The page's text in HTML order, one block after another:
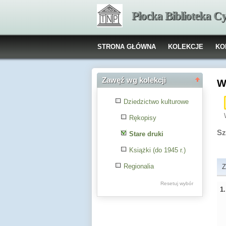
Płocka Biblioteka
STRONA GŁÓWNA KOLEKCJE
Zawęź wg kolekcji
Dziedzictwo kulturowe
Rękopisy
Stare druki
Książki (do 1945 r.)
Regionalia
Resetuj wybór